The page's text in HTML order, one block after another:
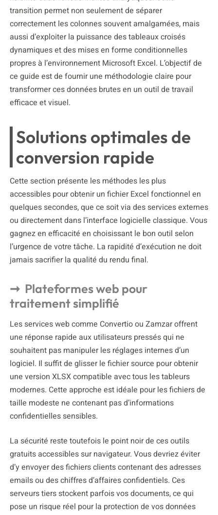
transition permet non seulement de séparer
correctement les colonnes souvent amalgamées, mais
aussi d’exploiter la puissance des tableaux croisés
dynamiques et des mises en forme conditionnelles
propres à l’environnement Microsoft Excel. L’objectif de
ce guide est de fournir une méthodologie claire pour
transformer ces données brutes en un outil de travail
efficace et visuel.
Solutions optimales de
conversion rapide
Cette section présente les méthodes les plus
accessibles pour obtenir un fichier Excel fonctionnel en
quelques secondes, que ce soit via des services externes
ou directement dans l’interface logicielle classique. Vous
gagnez en efficacité en choisissant le bon outil selon
l’urgence de votre tâche. La rapidité d’exécution ne doit
jamais sacrifier la qualité du rendu final.
Plateformes web pour
traitement simplifié
Les services web comme Convertio ou Zamzar offrent
une réponse rapide aux utilisateurs pressés qui ne
souhaitent pas manipuler les réglages internes d’un
logiciel. Il suffit de glisser le fichier source pour obtenir
une version XLSX compatible avec tous les tableurs
modernes. Cette approche est idéale pour les fichiers de
taille modeste ne contenant pas d’informations
confidentielles sensibles.
La sécurité reste toutefois le point noir de ces outils
gratuits accessibles sur navigateur. Vous devriez éviter
d’y envoyer des fichiers clients contenant des adresses
emails ou des chiffres d’affaires confidentiels. Ces
serveurs tiers stockent parfois vos documents, ce qui
pose un risque réel pour la protection de vos données